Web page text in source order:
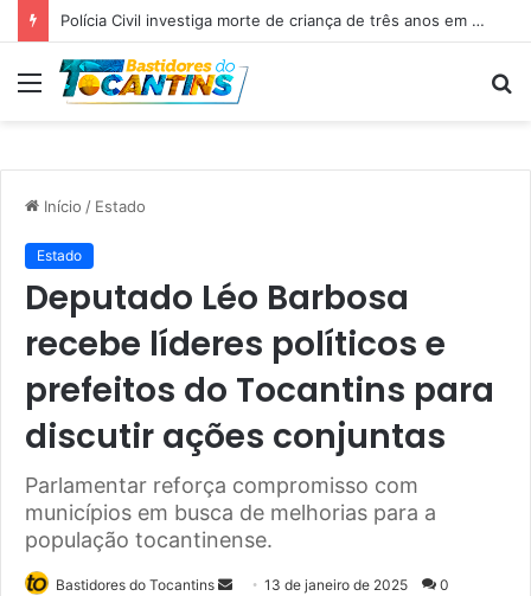
Professora Dorinha lidera disputa pelo Governo do Tocantins com 37,4% das intenções de voto, aponta pesquisa
Menu
Início / Estado
Estado
Deputado Léo Barbosa
recebe líderes políticos e
prefeitos do Tocantins para
discutir ações conjuntas
Parlamentar reforça compromisso com
municípios em busca de melhorias para a
população tocantinense.
Bastidores do Tocantins 13 de janeiro de 2025 0